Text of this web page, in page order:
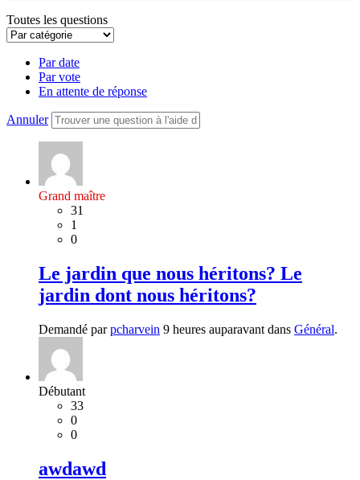
Toutes les questions
Par date
Par vote
En attente de réponse
Annuler
Grand maître
31
1
0
Le jardin que nous héritons? Le
jardin dont nous héritons?
Demandé parpcharvein 9 heures auparavant dans Général.
Débutant
33
0
0
awdawd